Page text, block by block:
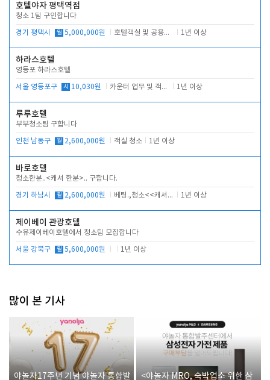
호텔야자 평택역점
청소 1팀 구인합니다
경기 평택시 월 5,000,000원 호텔객실 및 공용시설 청소 관리 1년 이상
하라스호텔
영등포 하라스호텔
서울 영등포구 시 10,030원 카운터 업무 및 객실관리(청소상태 확인, 객실판매) 1년 이상
루루호텔
부부청소팀 구합니다
인천 남동구 월 2,600,000원 객실 청소 1년 이상
바로호텔
청소한분..<캐셔 한분>.. 구합니다.
경기 하남시 월 2,600,000원 베팅.,청소<<캐셔 모셔봅니다. 1년 이상
제이베이 관광호텔
수유제이베이호텔에서 청소팀 모집합니다
서울 강북구 월 5,600,000원 1년 이상
많이 본 기사
야놀자17주년 기념 야놀자 통합발
<야놀자 MRO, 숙박업소 위한 삼